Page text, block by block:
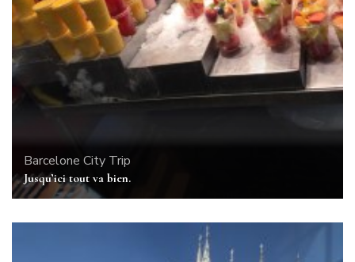
Barcelone City Trip
Jusqu’ici tout va bien.